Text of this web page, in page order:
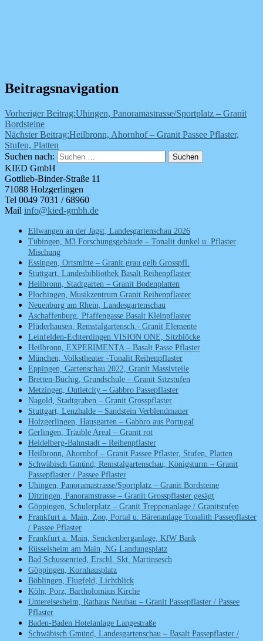
Beitragsnavigation
Vorheriger Beitrag:Uhingen, Panoramastrasse/Sportplatz – Granit
Bordsteine
Nächster Beitrag:Heilbronn, Ahornhof – Granit Passee Pflaster,
Stufen, Platten
Suchen nach:
Suchen
KIED GmbH
Gottlieb-Binder-Straße 11
71088 Holzgerlingen
Tel 0049 7031 / 68960
Mail info@kied-gmbh.de
Ellwangen an der Jagst, Landesgartenschau 2026
Tübingen, M3 Forschungsgebäude – Tonalit dunkel u. Pflaster
Mischung
Essingen, Ortsmitte – Granit grau gelb Grosspfl.
Stuttgart, Landesbibliothek Basalt Reihenpflaster
Heilbronn, Stadtgarten – Granit Bodenplatten
Plochingen, Musikzentrum Granit Reihenpflaster
Neuenburg am Rhein, Landesgartenschau
Aschaffenburg, Pfaffengasse Basalt Kleinpflaster
Plüderhausen, Remstalgartensch.- Granit Elemente
Leinfelden-Echterdingen VISION ONE, Sitzblöcke
Heilbronn, EXPERIMENTA – Basalt Passe Pflaster
München, Volkstheater -Tonalit Reihenpflaster
Eppingen, Gartenschau 2022, Granit Massivteile
Bretten-Büchig, Grundschule – Granit Sitzstufen
Metzingen, Outletcity – Gabbro Passepflaster
Nagold, Stadtgraben – Granit Grosspflaster
Stuttgart, Lenzhalde – Sandstein Verblendmauer
Holzgerlingen, Hausgarten – Gabbro aus Portugal
Gerlingen, Träuble Areal – Granit rot
Heidelberg-Bahnstadt – Reihenpflaster
Heilbronn, Ahornhof – Granit Passee Pflaster, Stufen, Platten
Schwäbisch Gmünd, Remstalgartenschau, Königsturm – Granit
Passepflaster / Passee Pflaster
Uhingen, Panoramastrasse/Sportplatz – Granit Bordsteine
Ditzingen, Panoramstrasse – Granit Grosspflaster gesägt
Göppingen, Schulerplatz – Granit Treppenanlage / Granitstufen
Frankfurt a. Main, Zoo, Portal u. Bärenanlage Tonalith Passepflaster
/ Passee Pflaster
Frankfurt a. Main, Senckenberganlage, KfW Bank
Rüsselsheim am Main, NG Landungsplatz
Bad Schussenried, Erschl. Skt. Martinsesch
Göppingen, Kornhausplatz
Böblingen, Flugfeld, Lichtblick
Köln, Porz, Bartholomäus Kirche
Untereisesheim, Rathaus Neubau – Granit Passepflaster / Passee
Pflaster
Baden-Baden Hotelanlage Langestraße
Schwäbisch Gmünd, Landesgartenschau – Basalt Passepflaster /